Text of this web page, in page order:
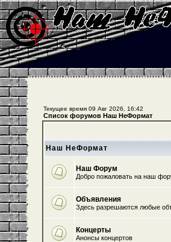
Текущее время 09 Авг 2026, 16:42
Список форумов Наш НеФормат
Наш НеФормат
Наш Форум
Добро пожаловать на наш
Объявления
Здесь разрешаются любые
Концерты
Анонсы концертов